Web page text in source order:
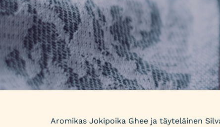
Aromikas Jokipoika Ghee ja täyteläinen